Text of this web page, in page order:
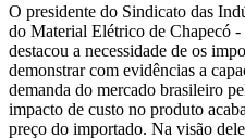
O presidente do Sindicato das
do Material Elétrico de Chapecó
destacou a necessidade de os
demonstrar com evidências a
demanda do mercado brasileiro
impacto de custo no produto
preço do importado. Na visão